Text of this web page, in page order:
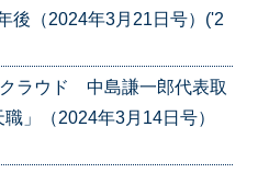
後（2024年3月21日号）('2
ラウド 中島謙一郎代表取
」（2024年3月14日号）